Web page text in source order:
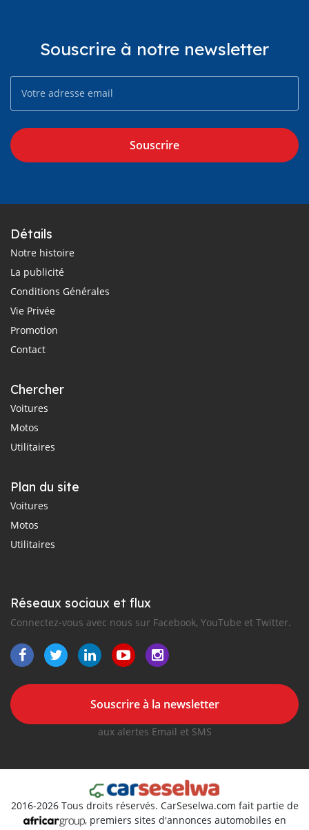
Souscrire à notre newsletter
Souscrire
Détails
Notre histoire
La publicité
Conditions Générales
Vie Privée
Promotion
Contact
Chercher
Voitures
Motos
Utilitaires
Plan du site
Voitures
Motos
Utilitaires
Réseaux sociaux et flux
Connectez-vous avec nous sur Facebook, YouTube et Twitter.
Souscrire à la newsletter
aux alertes Email et SMS
2016-2026 Tous droits réservés. CarSeselwa.com fait partie de
, premiers sites d'annonces automobiles en